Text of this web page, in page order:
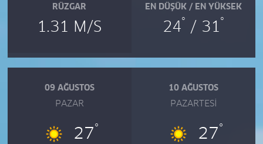
RÜZGAR
1.31 M/S
EN DÜŞÜK / EN YÜKSEK
24° / 31°
09 AĞUSTOS
PAZAR
27°
10 AĞUSTOS
PAZARTESI
27°